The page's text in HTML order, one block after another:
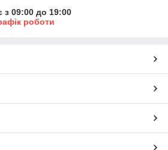
з 09:00 до 19:00
роботи